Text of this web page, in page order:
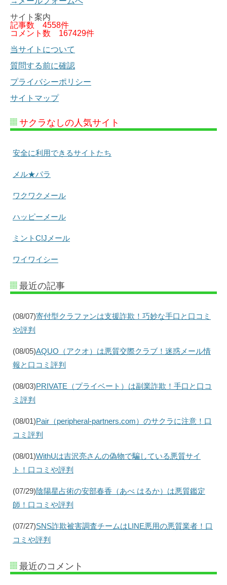
サイト案内
記事数 4558件
コメント数 167429件
当サイトについて
質問する前に確認
プライバシーポリシー
サイトマップ
サクラなしの人気サイト
安全に利用できるサイトたち
メル★パラ
ワクワクメール
ハッピーメール
ミントC!Jメール
ワイワイシー
最近の記事
(08/07)寄付型クラファンは支援詐欺！巧妙な手口と口コミ
や評判
(08/05)AQUO（アクオ）は悪質交際クラブ！迷惑メール情
報と口コミ評判
(08/03)PRIVATE（プライベート）は副業詐欺！手口と口コ
ミ評判
(08/01)Pair（peripheral-partners.com）のサクラに注意！口
コミ評判
(08/01)WithUは吉沢亮さんの偽物で騙している悪質サイ
ト！口コミや評判
(07/29)陰陽星占術の安部春香（あべ はるか）は悪質鑑定
師！口コミや評判
(07/27)SNS詐欺被害調査チームはLINE悪用の悪質業者！口
コミや評判
最近のコメント